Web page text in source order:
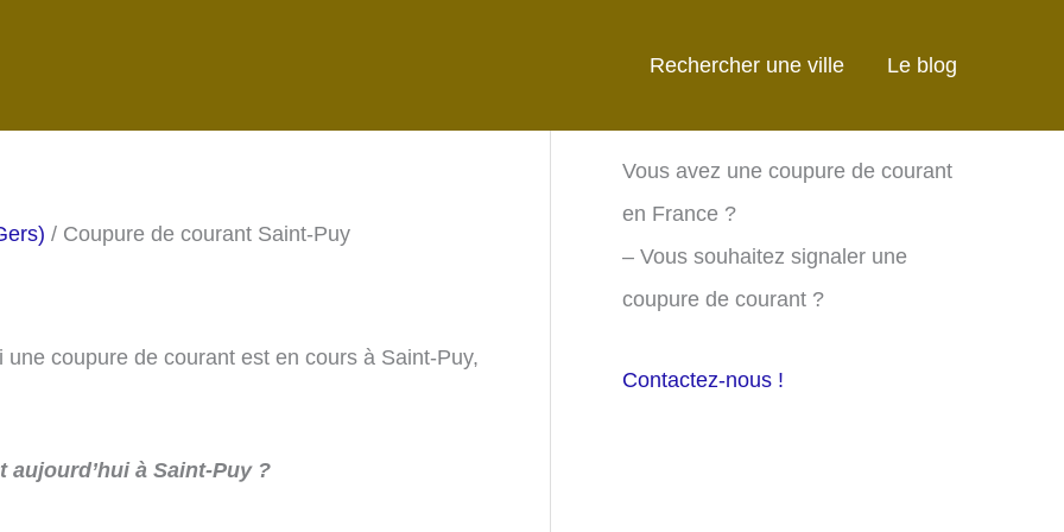
Rechercher une ville Le blog
/ Coupure de courant Saint-Puy
coupure de courant est en cours à Saint-Puy,
aujourd’hui à Saint-Puy ?
Vous avez une coupure de courant
en France ?
– Vous souhaitez signaler une
coupure de courant ?
Contactez-nous !